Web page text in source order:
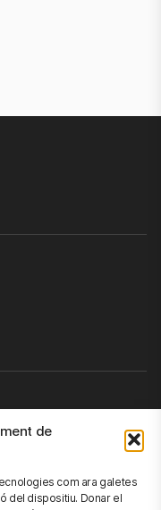
de
com ara galetes
del dispositiu. Donar el